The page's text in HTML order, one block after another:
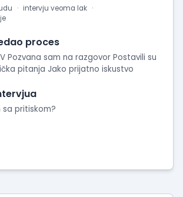
intervju veoma lak
proces
Pozvana sam na razgovor Postavili su
pitanja Jako prijatno iskustvo
sa pritiskom?